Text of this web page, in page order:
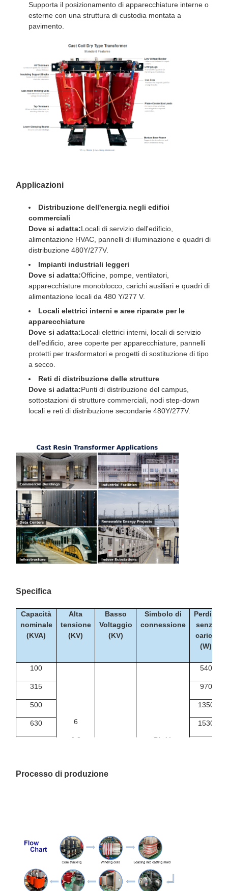
Supporta il posizionamento di apparecchiature interne o
esterne con una struttura di custodia montata a
pavimento.
Applicazioni
Distribuzione dell'energia negli edifici
commerciali
Dove si adatta:Locali di servizio dell'edificio,
alimentazione HVAC, pannelli di illuminazione e quadri di
distribuzione 480Y/277V.
Impianti industriali leggeri
Dove si adatta:Officine, pompe, ventilatori,
apparecchiature monoblocco, carichi ausiliari e quadri di
alimentazione locali da 480 Y/277 V.
Locali elettrici interni e aree riparate per le
apparecchiature
Dove si adatta:Locali elettrici interni, locali di servizio
dell'edificio, aree coperte per apparecchiature, pannelli
protetti per trasformatori e progetti di sostituzione di tipo
a secco.
Reti di distribuzione delle strutture
Dove si adatta:Punti di distribuzione del campus,
sottostazioni di strutture commerciali, nodi step-down
locali e reti di distribuzione secondarie 480Y/277V.
Specifica
Capacità
nominale
(KVA)
Alta
tensione
(KV)
Basso
Voltaggio
(KV)
Simbolo di
connessione
Perdita
senza
carico
(W)
100
6
6.3
10.5
Din11
540
315 970
500 1350
630 1530
1600
Processo di produzione